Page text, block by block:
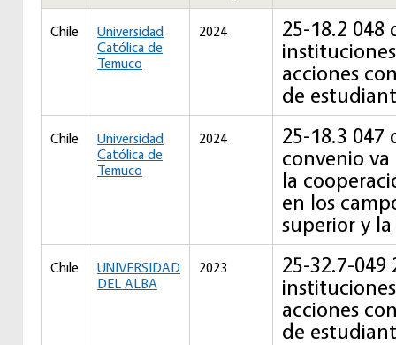
Chile
Universidad
Católica de
Temuco
2024
25-18.2 048
acciones
de
Chile
Universidad
Católica de
Temuco
2024
25-18.3 047
convenio
la
en los
superior y
Chile
UNIVERSIDAD
DEL ALBA
2023
25-32.7-049
acciones
de